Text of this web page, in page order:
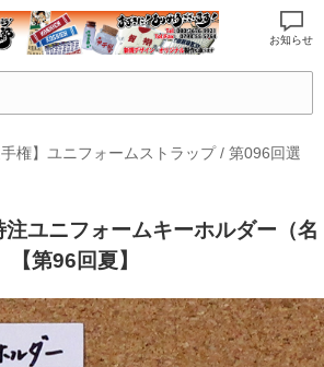
お知らせ
手権】ユニフォームストラップ/ 第096回選
注ユニフォームキーホルダー（名
第96回夏】